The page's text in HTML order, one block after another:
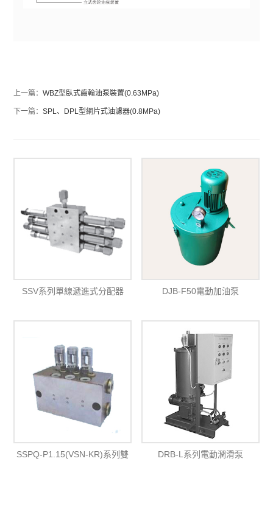
上一篇：WBZ型臥式齒輪油泵裝置(0.63MPa)
下一篇：SPL、DPL型網片式油濾器(0.8MPa)
SSV系列單線遞進式分配器 DJB-F50電動加油泵
SSPQ-P1.15(VSN-KR)系列雙 DRB-L系列電動潤滑泵